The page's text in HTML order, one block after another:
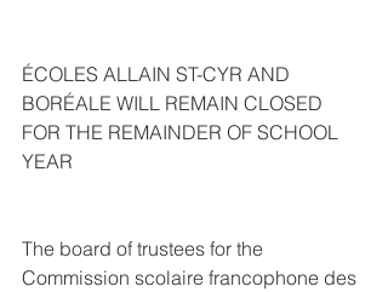
ÉCOLES ALLAIN ST-CYR AND
BORÉALE WILL REMAIN CLOSED
FOR THE REMAINDER OF SCHOOL
YEAR
The board of trustees for the
Commission scolaire francophone des